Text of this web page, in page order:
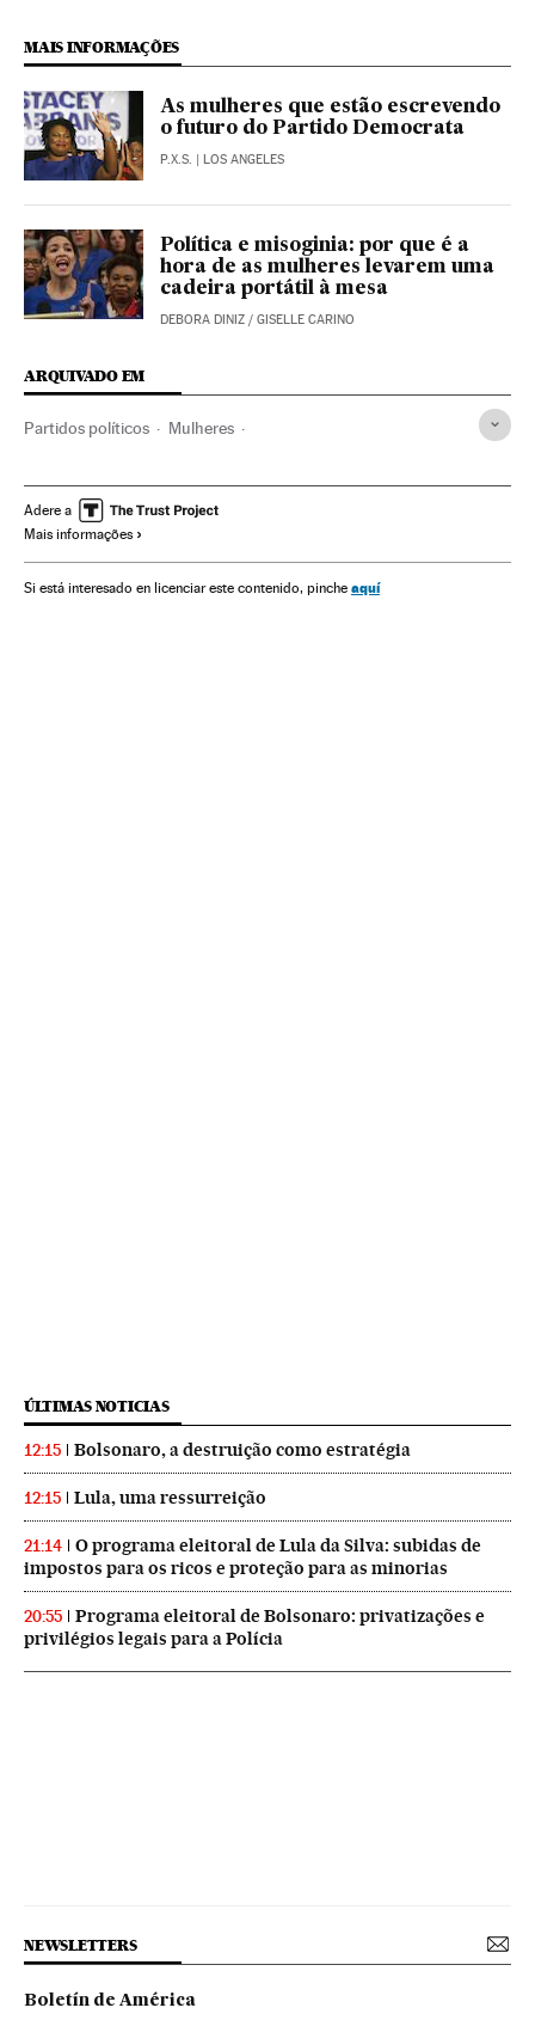
MAIS INFORMAÇÕES
As mulheres que estão escrevendo
o futuro do Partido Democrata
P.X.S. | LOS ANGELES
Política e misoginia: por que é a
hora de as mulheres levarem uma
cadeira portátil à mesa
DEBORA DINIZ / GISELLE CARINO
ARQUIVADO EM
Partidos políticos Mulheres
Donald Trump Congresso Estados Unidos
Estados Unidos
América do Norte Parlamento América Política
Adere a
Mais informações
Si está interesado en licenciar este contenido, pinche aquí
ÚLTIMAS NOTICIAS
12:15 Bolsonaro, a destruição como estratégia
12:15 Lula, uma ressurreição
21:14
O programa eleitoral de Lula da Silva: subidas de
impostos para os ricos e proteção para as minorias
20:55
Programa eleitoral de Bolsonaro: privatizações e
privilégios legais para a Polícia
NEWSLETTERS
Boletín de América